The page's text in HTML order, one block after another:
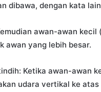
dibawa, dengan kata
awan-awan
awan yang lebih besar.
Ketika awan-awan
udara vertikal ke